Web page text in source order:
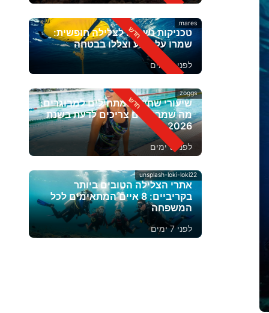
mares
טכניקות נשימה לצלילה חופשית:
שמרו על רוגע וצללו בבטחה
לפני 4 ימים
zoggs
שיעורי שחייה למתחילים למבוגרים:
מה שמבוגרים צריכים לדעת בשנת
2026
לפני 5 ימים
unsplash-loki-loki22
אתרי הצלילה הטובים ביותר
בקריביים: 8 איים המתאימים לכל
המשפחה
לפני 7 ימים